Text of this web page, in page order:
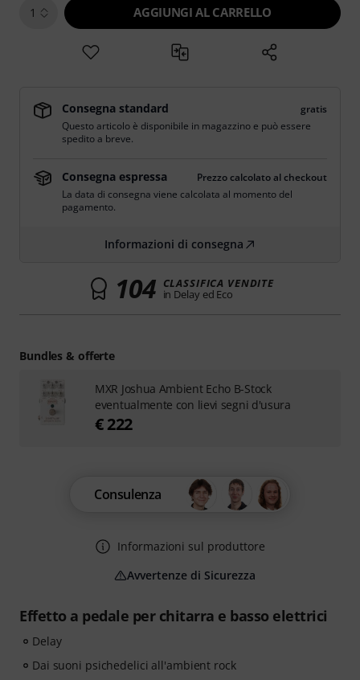
Effetto a pedale per chitarra e basso elettrici
Delay
Dai suoni psichedelici all'ambient rock
1 AGGIUNGI AL CARRELLO
Consegna standard
gratis
Questo articolo è disponibile in magazzino e può essere
spedito a breve.
Consegna espressa
Prezzo calcolato al checkout
La data di consegna viene calcolata al momento del
pagamento.
Informazioni di consegna
104 CLASSIFICA VENDITE
in Delay ed Eco
Consulenza
Informazioni sul produttore
Avvertenze di Sicurezza
Bundles & offerte
MXR Joshua Ambient Echo B-Stock
eventualmente con lievi segni d'usura
€ 222